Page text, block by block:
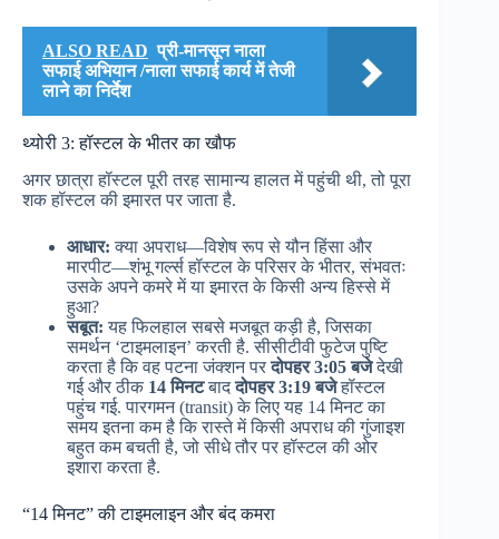
ALSO READ प्री-मानसून नाला
सफाई अभियान /नाला सफाई कार्य में तेजी
लाने का निर्देश
थ्योरी 3: हॉस्टल के भीतर का खौफ
अगर छात्रा हॉस्टल पूरी तरह सामान्य हालत में पहुंची थी, तो पूरा
शक हॉस्टल की इमारत पर जाता है.
आधार: क्या अपराध—विशेष रूप से यौन हिंसा और
मारपीट—शंभू गर्ल्स हॉस्टल के परिसर के भीतर, संभवतः
उसके अपने कमरे में या इमारत के किसी अन्य हिस्से में
हुआ?
सबूत: यह फिलहाल सबसे मजबूत कड़ी है, जिसका
समर्थन ‘टाइमलाइन’ करती है. सीसीटीवी फुटेज पुष्टि
करता है कि वह पटना जंक्शन परदोपहर 3:05 बजेदेखी
गई और ठीक 14 मिनटबाददोपहर 3:19 बजेहॉस्टल
पहुंच गई. पारगमन (transit) के लिए यह 14 मिनट का
समय इतना कम है कि रास्ते में किसी अपराध की गुंजाइश
बहुत कम बचती है, जो सीधे तौर पर हॉस्टल की ओर
इशारा करता है.
“14 मिनट” की टाइमलाइन और बंद कमरा